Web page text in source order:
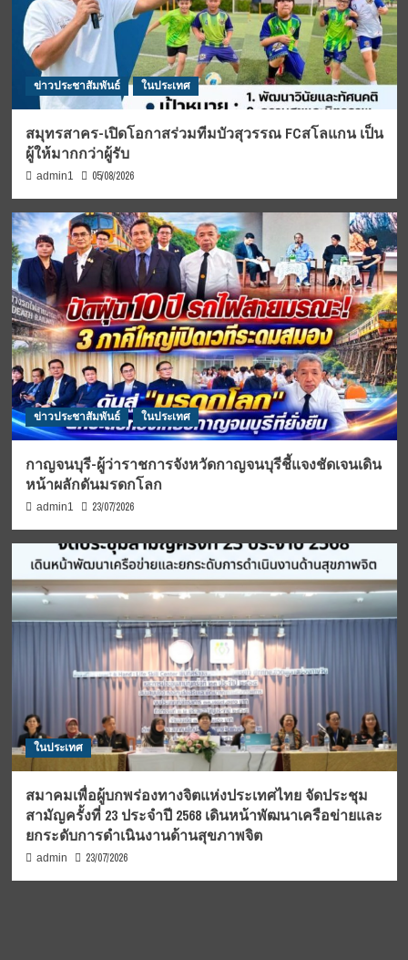
ข่าวประชาสัมพันธ์ ในประเทศ
สมุทรสาคร-เปิดโอกาสร่วมทีมบัวสุวรรณ FCสโลแกน เป็น
ผู้ให้มากกว่าผู้รับ
admin1 05/08/2026
ข่าวประชาสัมพันธ์ ในประเทศ
กาญจนบุรี-ผู้ว่าราชการจังหวัดกาญจนบุรีชี้แจงชัดเจนเดิน
หน้าผลักดันมรดกโลก
admin1 23/07/2026
ในประเทศ
สมาคมเพื่อผู้บกพร่องทางจิตแห่งประเทศไทย จัดประชุม
สามัญครั้งที่ 23 ประจำปี 2568 เดินหน้าพัฒนาเครือข่ายและ
ยกระดับการดำเนินงานด้านสุขภาพจิต
admin 23/07/2026